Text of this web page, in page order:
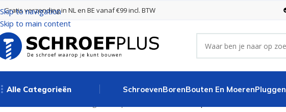
Skip to navigation
Skip to main content
Gratis verzending in NL en BE vanaf €99 incl. BTW
Alle Categorieën SchroevenBorenBouten En MoerenPluggen